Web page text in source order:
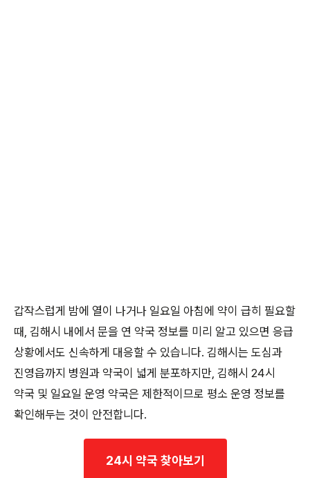
갑작스럽게 밤에 열이 나거나 일요일 아침에 약이 급히 필요할
때, 김해시 내에서 문을 연 약국 정보를 미리 알고 있으면 응급
상황에서도 신속하게 대응할 수 있습니다. 김해시는 도심과
진영읍까지 병원과 약국이 넓게 분포하지만, 김해시 24시
약국 및 일요일 운영 약국은 제한적이므로 평소 운영 정보를
확인해두는 것이 안전합니다.
24시 약국 찾아보기